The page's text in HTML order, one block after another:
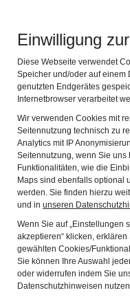
Einwilligung
Diese Webseite verwendet
Speicher und/oder auf einem
genutzten Endgerätes
Internetbrowser verarbeitet
Wir verwenden Cookies mit
Seitennutzung technisch zu
Analytics mit IP
Seitennutzung, wenn Sie
Funktionalitäten, wie die
Maps sind ebenfalls optional
werden. Sie finden hierzu
und in unseren
Wenn Sie auf „Einstellungen
akzeptieren“ klicken,
gewählten Cookies/
Sie können Ihre Auswahl
oder widerrufen indem Sie
Datenschutzhinweisen
MUSEUM FÜR DIE
ÜBER UNS
Heimat- und
e.V.
Unser Verein hat sich
der Gemeinde zu
Geschichte. Seit der
die Erhaltung der
Verein immer wieder